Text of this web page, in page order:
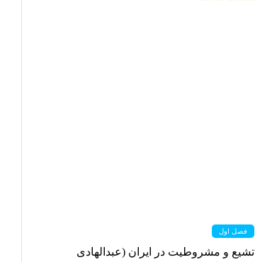
فصل اول
تشیع و مشروطیت در ایران (عبدالهادی